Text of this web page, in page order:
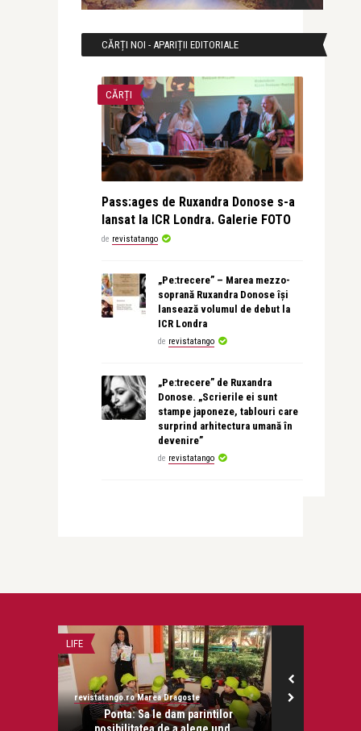
CĂRȚI NOI - APARIȚII EDITORIALE
CĂRȚI
Pass:ages de Ruxandra Donose s-a
lansat la ICR Londra. Galerie FOTO
de revistatango
„Pe:trecere” – Marea mezzo-
soprană Ruxandra Donose își
lansează volumul de debut la
ICR Londra
de revistatango
„Pe:trecere” de Ruxandra
Donose. „Scrierile ei sunt
stampe japoneze, tablouri care
surprind arhitectura umană în
devenire”
de revistatango
CONCERTE & SPECTACOLE
revistatango
Începe Vara Magică la Ateneul Român: